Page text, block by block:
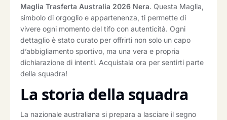
Maglia Trasferta Australia 2026 Nera. Questa Maglia,
simbolo di orgoglio e appartenenza, ti permette di
vivere ogni momento del tifo con autenticità. Ogni
dettaglio è stato curato per offrirti non solo un capo
d’abbigliamento sportivo, ma una vera e propria
dichiarazione di intenti. Acquistala ora per sentirti parte
della squadra!
La storia della squadra
La nazionale australiana si prepara a lasciare il segno